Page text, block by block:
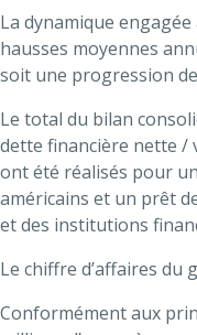
La dynamique
hausses moyennes
soit une progression de
Le total du bilan
dette financière nette /
ont été réalisés pour
américains et un prêt
et des institutions
Le chiffre d’affaires du
Conformément aux